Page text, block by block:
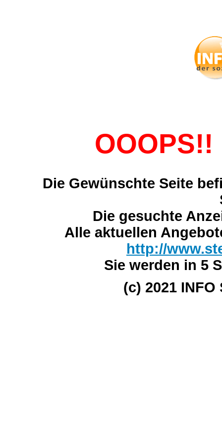
OOOPS!!
Die Gewünschte Seite
Die gesuchte
Alle aktuellen
http://
Sie werden in 5
(c) 2021